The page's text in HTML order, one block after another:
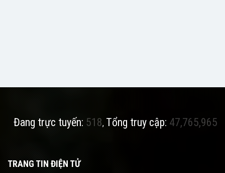
Đang trực tuyến: 518, Tổng truy cập: 47,765,965
TRANG TIN ĐIỆN TỬ